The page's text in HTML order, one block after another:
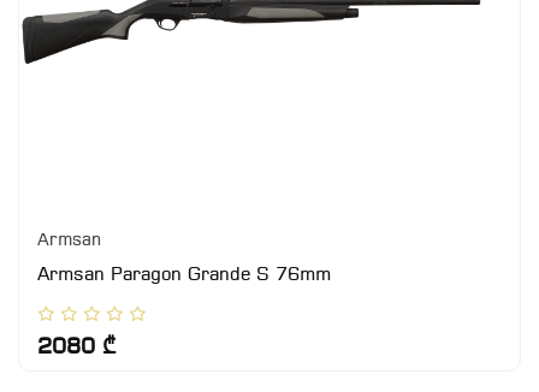
Armsan
Armsan Paragon Grande S 76mm
2080 ₾